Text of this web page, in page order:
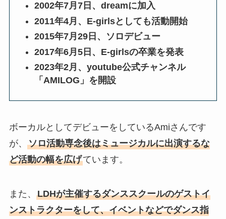
2002年7月7日、dreamに加入
2011年4月、E-girlsとしても活動開始
2015年7月29日、ソロデビュー
2017年6月5日、E-girlsの卒業を発表
2023年2月、youtube公式チャンネル
「AMILOG」を開設
ボーカルとしてデビューをしているAmiさんです
が、 ソロ活動専念後はミュージカルに出演するな
ど活動の幅を広げています。
また、 LDHが主催するダンススクールのゲストイ
ンストラクターをして、イベントなどでダンス指